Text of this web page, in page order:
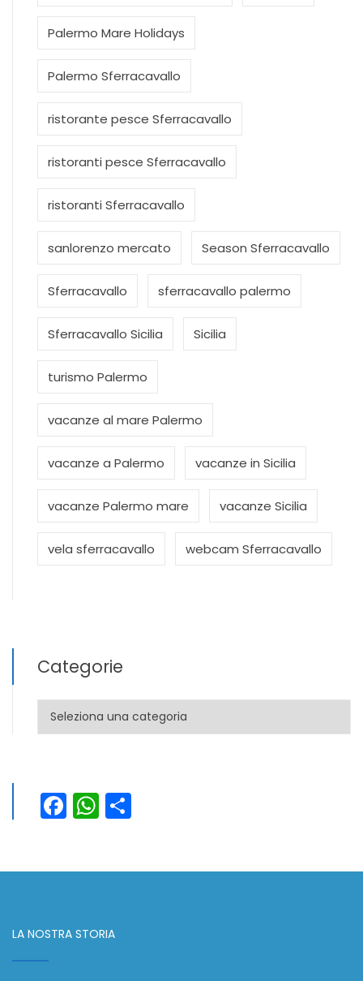
Palermo Mare Holidays
Palermo Sferracavallo
ristorante pesce Sferracavallo
ristoranti pesce Sferracavallo
ristoranti Sferracavallo
sanlorenzo mercato Season Sferracavallo
Sferracavallo sferracavallo palermo
Sferracavallo Sicilia Sicilia
turismo Palermo
vacanze al mare Palermo
vacanze a Palermo vacanze in Sicilia
vacanze Palermo mare vacanze Sicilia
vela sferracavallo webcam Sferracavallo
Categorie
Categorie
Facebook
WhatsApp
LA NOSTRA STORIA